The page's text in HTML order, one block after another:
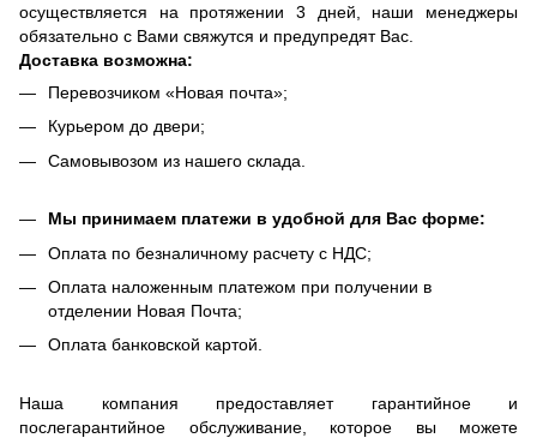
осуществляется на протяжении 3 дней, наши менеджеры
обязательно с Вами свяжутся и предупредят Вас.
Доставка возможна:
Перевозчиком «Новая почта»;
Курьером до двери;
Самовывозом из нашего склада.
Мы принимаем платежи в удобной для Вас форме:
Оплата по безналичному расчету с НДС;
Оплата наложенным платежом при получении в
отделении Новая Почта;
Оплата банковской картой.
Наша компания предоставляет гарантийное и
послегарантийное обслуживание, которое вы можете